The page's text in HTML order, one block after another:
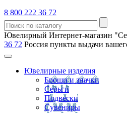
8 800 222 36 72
Ювелирный Интернет-магазин
36 72 Россия пункты выдачи
Ювелирные изделия
Броши и значки
Серьги
Подвески
Сувениры